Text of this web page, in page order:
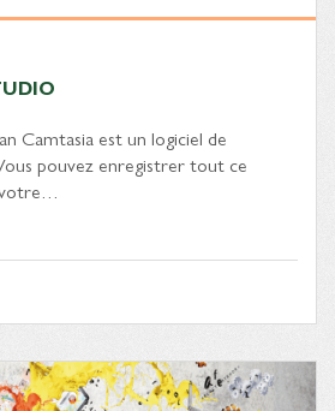
Camtasia est un logiciel de
pouvez enregistrer tout ce
votre…